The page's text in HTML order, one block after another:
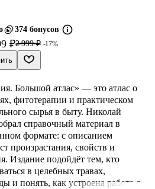
374 бонусов
₽2 999 ₽ -17%
Большой атлас» — это атлас о
фитотерапии и практическом
сырья в быту. Николай
справочный материал в
формате: с описанием
произрастания, свойств и
Издание подойдёт тем, кто
в целебных травах,
и понять, как устроена работа с